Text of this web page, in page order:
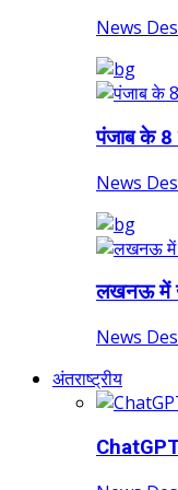
News
पंजाब के 8
News
लखनऊ में
News
अंतराष्ट्रीय